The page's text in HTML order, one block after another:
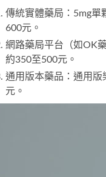
傳統實體藥局：5mg單
600元。
網路藥局平台（如OK
約350至500元。
通用版本藥品：通用版
元。